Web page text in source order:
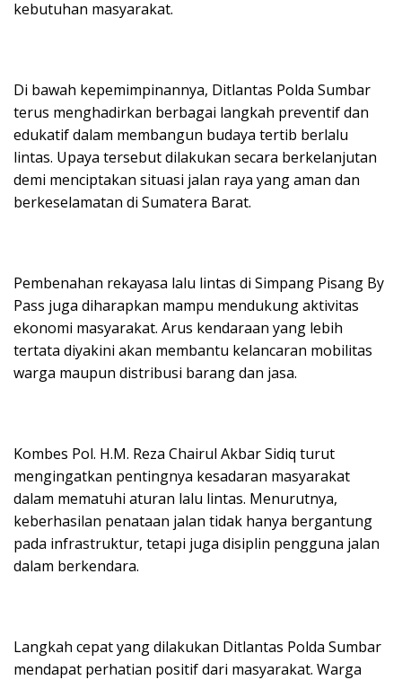
kebutuhan masyarakat.
Di bawah kepemimpinannya, Ditlantas Polda Sumbar
terus menghadirkan berbagai langkah preventif dan
edukatif dalam membangun budaya tertib berlalu
lintas. Upaya tersebut dilakukan secara berkelanjutan
demi menciptakan situasi jalan raya yang aman dan
berkeselamatan di Sumatera Barat.
Pembenahan rekayasa lalu lintas di Simpang Pisang By
Pass juga diharapkan mampu mendukung aktivitas
ekonomi masyarakat. Arus kendaraan yang lebih
tertata diyakini akan membantu kelancaran mobilitas
warga maupun distribusi barang dan jasa.
Kombes Pol. H.M. Reza Chairul Akbar Sidiq turut
mengingatkan pentingnya kesadaran masyarakat
dalam mematuhi aturan lalu lintas. Menurutnya,
keberhasilan penataan jalan tidak hanya bergantung
pada infrastruktur, tetapi juga disiplin pengguna jalan
dalam berkendara.
Langkah cepat yang dilakukan Ditlantas Polda Sumbar
mendapat perhatian positif dari masyarakat. Warga